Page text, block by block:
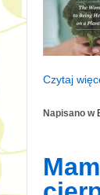
Czytaj
Napisano w